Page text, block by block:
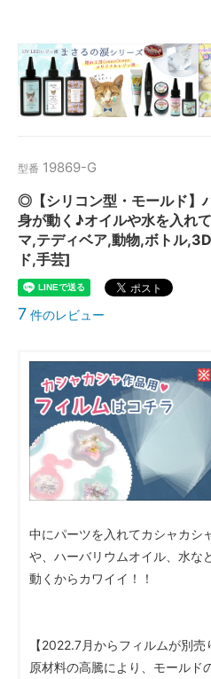
型番 19869-G
◎【シリコン型・モールド】
身が動く♪オイルや水を入れ
マ,テディベア,動物,ボトル
ド,手芸]
7 件のレビュー
中にパーツを入れてカシャカシ
や、ハーバリウムオイル、水な
動くからカワイイ！！
【2022.7月からフィルムが別売
原材料の高騰により、モールド